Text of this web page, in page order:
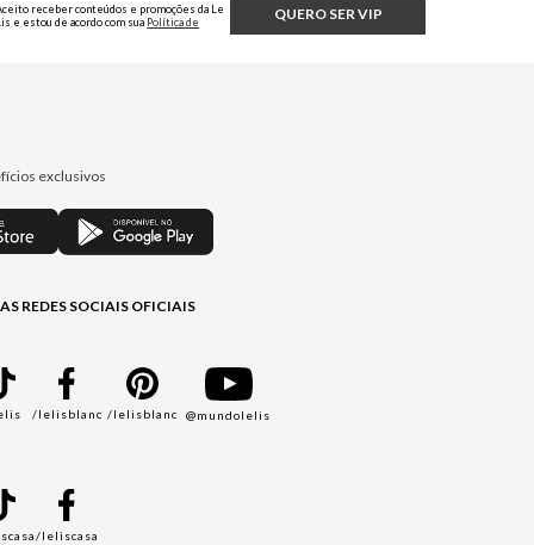
QUERO SER VIP
receber conteúdos e promoções da Le
e estou de acordo com sua Política de
exclusivos
REDES SOCIAIS OFICIAIS
/lelisblanc /lelisblanc @mundolelis
/leliscasa